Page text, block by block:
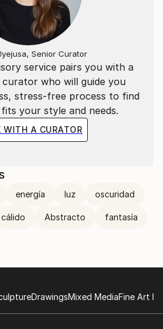
service pairs you with a
curator who will guide you
stress-free process to find
your style and needs.
WITH A CURATOR
Senior Curator
energía luz oscuridad
cálido Abstracto fantasía
DrawingsMixed MediaFine Art